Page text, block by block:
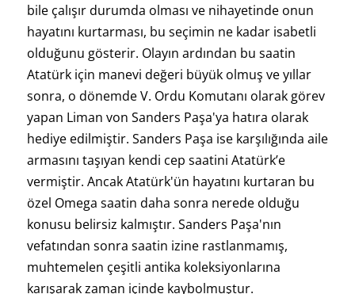
bile çalışır durumda olması ve nihayetinde onun
hayatını kurtarması, bu seçimin ne kadar isabetli
olduğunu gösterir. Olayın ardından bu saatin
Atatürk için manevi değeri büyük olmuş ve yıllar
sonra, o dönemde V. Ordu Komutanı olarak görev
yapan Liman von Sanders Paşa'ya hatıra olarak
hediye edilmiştir. Sanders Paşa ise karşılığında aile
armasını taşıyan kendi cep saatini Atatürk’e
vermiştir. Ancak Atatürk'ün hayatını kurtaran bu
özel Omega saatin daha sonra nerede olduğu
konusu belirsiz kalmıştır. Sanders Paşa'nın
vefatından sonra saatin izine rastlanmamış,
muhtemelen çeşitli antika koleksiyonlarına
karışarak zaman içinde kaybolmuştur.